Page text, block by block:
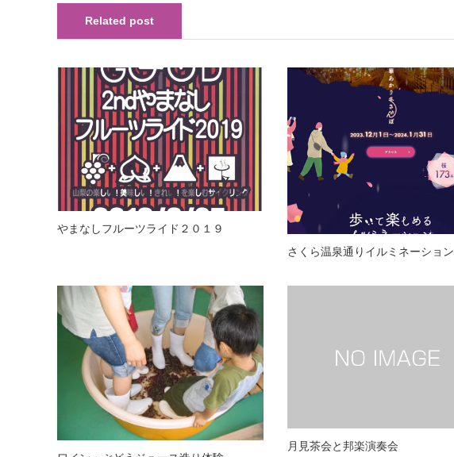
Related post
やまなしフルーツライド２０１９
さくら温泉通りイルミネーション
月見茶会と邦楽演奏会